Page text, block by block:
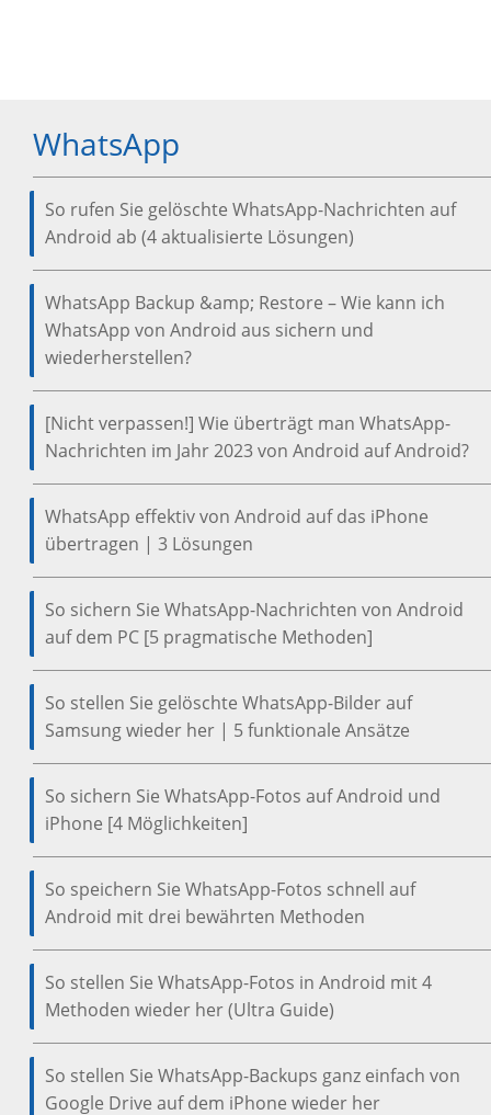
WhatsApp
So rufen Sie gelöschte WhatsApp-Nachrichten auf
Android ab (4 aktualisierte Lösungen)
WhatsApp Backup &amp; Restore – Wie kann ich
WhatsApp von Android aus sichern und
wiederherstellen?
[Nicht verpassen!] Wie überträgt man WhatsApp-
Nachrichten im Jahr 2023 von Android auf Android?
WhatsApp effektiv von Android auf das iPhone
übertragen | 3 Lösungen
So sichern Sie WhatsApp-Nachrichten von Android
auf dem PC [5 pragmatische Methoden]
So stellen Sie gelöschte WhatsApp-Bilder auf
Samsung wieder her | 5 funktionale Ansätze
So sichern Sie WhatsApp-Fotos auf Android und
iPhone [4 Möglichkeiten]
So speichern Sie WhatsApp-Fotos schnell auf
Android mit drei bewährten Methoden
So stellen Sie WhatsApp-Fotos in Android mit 4
Methoden wieder her (Ultra Guide)
So stellen Sie WhatsApp-Backups ganz einfach von
Google Drive auf dem iPhone wieder her